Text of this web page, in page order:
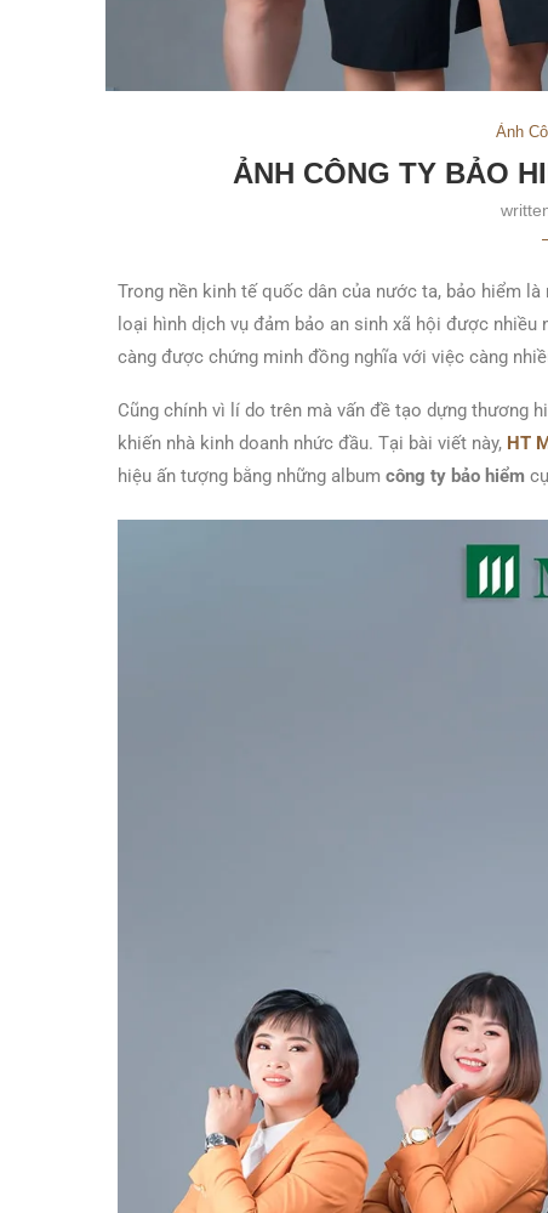
Ảnh
ẢNH CÔNG TY BẢO
Trong nền kinh tế quốc dân của nước ta, bảo hiểm
loại hình dịch vụ đảm bảo an sinh xã hội được
càng được chứng minh đồng nghĩa với việc càng
Cũng chính vì lí do trên mà vấn đề tạo dựng thương
khiến nhà kinh doanh nhức đầu. Tại bài viết này, HT
hiệu ấn tượng bằng những album công ty bảo hiểm